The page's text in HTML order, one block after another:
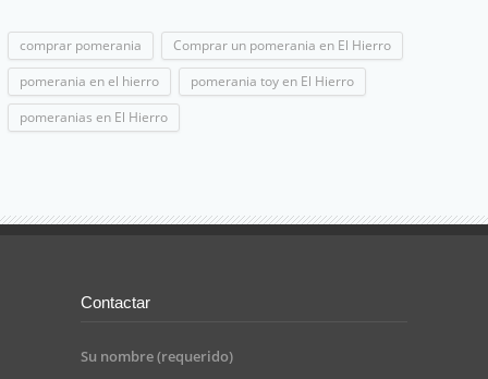
comprar pomerania
Comprar un pomerania en El Hierro
pomerania en el hierro
pomerania toy en El Hierro
pomeranias en El Hierro
Contactar
Su nombre (requerido)